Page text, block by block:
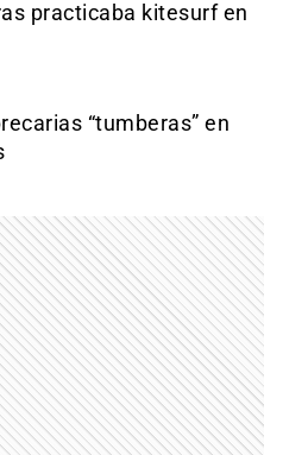
practicaba kitesurf en
“tumberas” en